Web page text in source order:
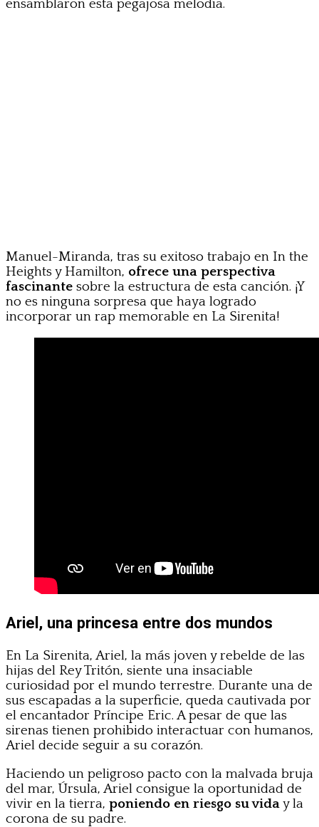
ensamblaron esta pegajosa melodía.
Manuel-Miranda, tras su exitoso trabajo en In the
Heights y Hamilton, ofrece una perspectiva
fascinante sobre la estructura de esta canción. ¡Y
no es ninguna sorpresa que haya logrado
incorporar un rap memorable en La Sirenita!
Ariel, una princesa entre dos mundos
En La Sirenita, Ariel, la más joven y rebelde de las
hijas del Rey Tritón, siente una insaciable
curiosidad por el mundo terrestre. Durante una de
sus escapadas a la superficie, queda cautivada por
el encantador Príncipe Eric. A pesar de que las
sirenas tienen prohibido interactuar con humanos,
Ariel decide seguir a su corazón.
Haciendo un peligroso pacto con la malvada bruja
del mar, Úrsula, Ariel consigue la oportunidad de
vivir en la tierra, poniendo en riesgo su viday la
corona de su padre.